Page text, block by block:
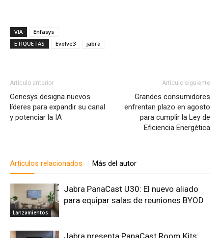
VIA
Enfasys
ETIQUETAS
Evolve3 jabra
Artículo anterior
Genesys designa nuevos
líderes para expandir su canal
y potenciar la IA
Artículo siguiente
Grandes consumidores
enfrentan plazo en agosto
para cumplir la Ley de
Eficiencia Energética
Artículos relacionados Más del autor
Lanzamientos
Jabra PanaCast U30: El nuevo aliado
para equipar salas de reuniones BYOD
Jabra presenta PanaCast Room Kits: